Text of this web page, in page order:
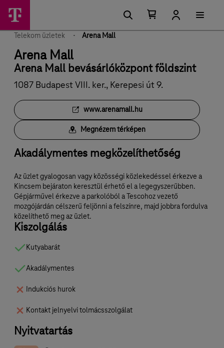
Telekom
üzletkereső
Főmenü
lehetőségek
Kosárban
Kosár
Telekom üzletek Arena Mall
Arena Mall
Arena Mall bevásárlóközpont földszint
1087 Budapest VIII. ker., Kerepesi út 9.
www.arenamall.hu
Megnézem térképen
Akadálymentes megközelíthetőség
Az üzlet gyalogosan vagy közösségi közlekedéssel érkezve a
Kincsem bejáraton keresztül érhető el a legegyszerűbben.
Gépjárművel érkezve a parkolóból a Tescohoz vezető
mozgójárdán célszerű feljönni a felszínre, majd jobbra fordulva
közelíthető meg az üzlet.
Kiszolgálás
Kutyabarát
Akadálymentes
Indukciós hurok
Kontakt jelnyelvi tolmácsszolgálat
Nyitvatartás